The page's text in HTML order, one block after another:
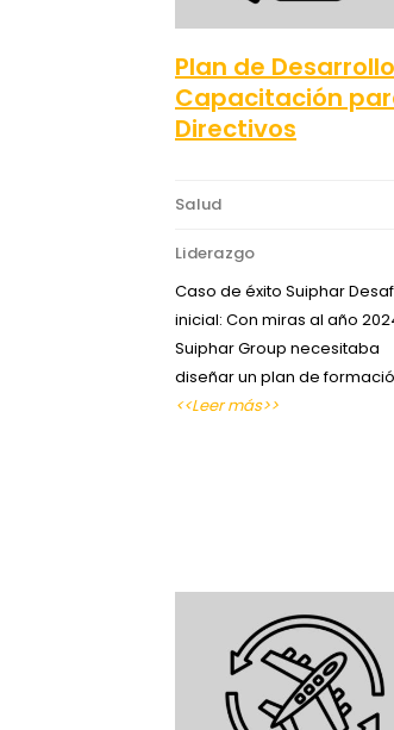
Plan de
Capacitación
Directivos
Salud
Liderazgo
Caso de éxito Suiphar
inicial: Con miras al año
Suiphar Group necesitaba
diseñar un plan de
<<Leer más>>